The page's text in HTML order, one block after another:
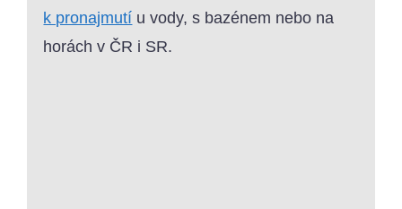
k pronajmutí u vody, s bazénem nebo na
horách v ČR i SR.